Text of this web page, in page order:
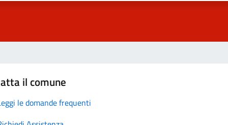
il comune
le domande frequenti